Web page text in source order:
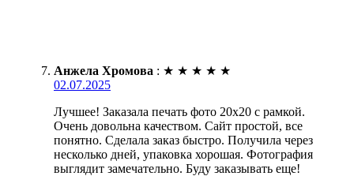
Анжела Хромова : ★ ★ ★ ★ ★
02.07.2025
Лучшее! Заказала печать фото 20х20 с рамкой.
Очень довольна качеством. Сайт простой, все
понятно. Сделала заказ быстро. Получила через
несколько дней, упаковка хорошая. Фотография
выглядит замечательно. Буду заказывать еще!